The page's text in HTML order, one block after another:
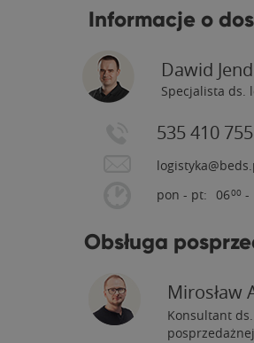
Informacje o
Dawid
Specjalista ds.
535 410 755
pon - pt: 0600 -
Obsługa
Mirosław
Konsultant ds.
posprzedażnej